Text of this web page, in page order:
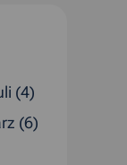
(4)
(6)